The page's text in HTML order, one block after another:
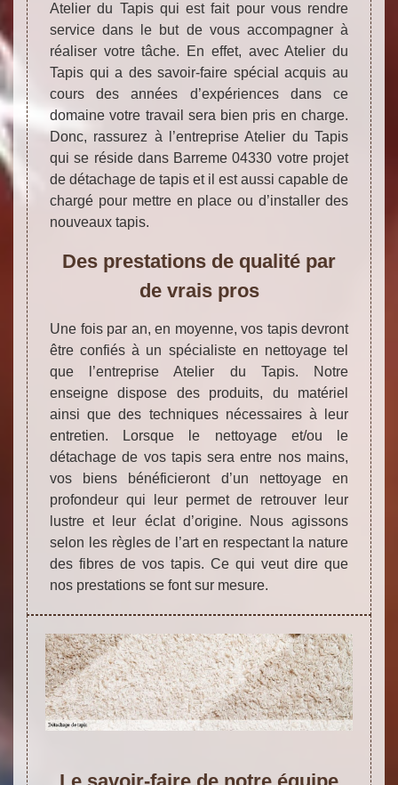
Atelier du Tapis qui est fait pour vous rendre
service dans le but de vous accompagner à
réaliser votre tâche. En effet, avec Atelier du
Tapis qui a des savoir-faire spécial acquis au
cours des années d’expériences dans ce
domaine votre travail sera bien pris en charge.
Donc, rassurez à l’entreprise Atelier du Tapis
qui se réside dans Barreme 04330 votre projet
de détachage de tapis et il est aussi capable de
chargé pour mettre en place ou d’installer des
nouveaux tapis.
Des prestations de qualité par
de vrais pros
Une fois par an, en moyenne, vos tapis devront
être confiés à un spécialiste en nettoyage tel
que l’entreprise Atelier du Tapis. Notre
enseigne dispose des produits, du matériel
ainsi que des techniques nécessaires à leur
entretien. Lorsque le nettoyage et/ou le
détachage de vos tapis sera entre nos mains,
vos biens bénéficieront d’un nettoyage en
profondeur qui leur permet de retrouver leur
lustre et leur éclat d’origine. Nous agissons
selon les règles de l’art en respectant la nature
des fibres de vos tapis. Ce qui veut dire que
nos prestations se font sur mesure.